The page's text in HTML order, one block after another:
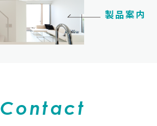
製品案内
Contact